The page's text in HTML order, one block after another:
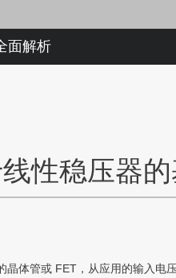
面解析
性稳压器
管或 FET，从应用的输入电